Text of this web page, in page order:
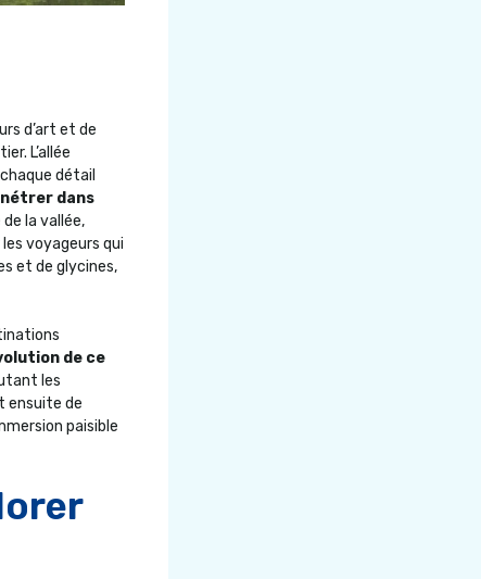
d’art et de
L’allée
détail
dans
de la vallée,
voyageurs qui
et de glycines,
de ce
les
ensuite de
paisible